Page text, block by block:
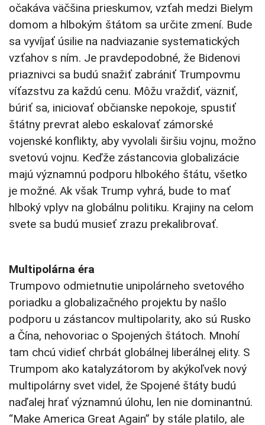
očakáva väčšina prieskumov, vzťah medzi Bielym
domom a hlbokým štátom sa určite zmení. Bude
sa vyvíjať úsilie na nadviazanie systematických
vzťahov s ním. Je pravdepodobné, že Bidenovi
priaznivci sa budú snažiť zabrániť Trumpovmu
víťazstvu za každú cenu. Môžu vraždiť, väzniť,
búriť sa, iniciovať občianske nepokoje, spustiť
štátny prevrat alebo eskalovať zámorské
vojenské konflikty, aby vyvolali širšiu vojnu, možno
svetovú vojnu. Keďže zástancovia globalizácie
majú významnú podporu hlbokého štátu, všetko
je možné. Ak však Trump vyhrá, bude to mať
hlboký vplyv na globálnu politiku. Krajiny na celom
svete sa budú musieť zrazu prekalibrovať.
Multipolárna éra
Trumpovo odmietnutie unipolárneho svetového
poriadku a globalizačného projektu by našlo
podporu u zástancov multipolarity, ako sú Rusko
a Čína, nehovoriac o Spojených štátoch. Mnohí
tam chcú vidieť chrbát globálnej liberálnej elity. S
Trumpom ako katalyzátorom by akýkoľvek nový
multipolárny svet videl, že Spojené štáty budú
naďalej hrať významnú úlohu, len nie dominantnú.
“Make America Great Again” by stále platilo, ale